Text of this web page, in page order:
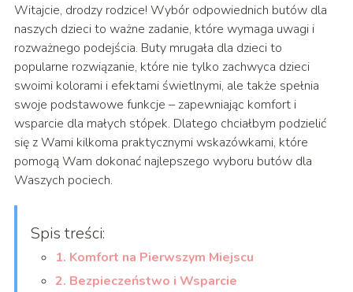
Witajcie, drodzy rodzice! Wybór odpowiednich butów dla
naszych dzieci to ważne zadanie, które wymaga uwagi i
rozważnego podejścia. Buty mrugała dla dzieci to
popularne rozwiązanie, które nie tylko zachwyca dzieci
swoimi kolorami i efektami świetlnymi, ale także spełnia
swoje podstawowe funkcje – zapewniając komfort i
wsparcie dla małych stópek. Dlatego chciałbym podzielić
się z Wami kilkoma praktycznymi wskazówkami, które
pomogą Wam dokonać najlepszego wyboru butów dla
Waszych pociech.
Spis treści:
1. Komfort na Pierwszym Miejscu
2. Bezpieczeństwo i Wsparcie